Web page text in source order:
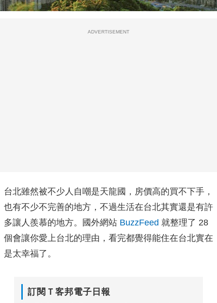
ADVERTISEMENT
台北雖然被不少人自嘲是天龍國，房價高的買不下手，
也有不少不完善的地方，不過生活在台北其實還是有許
多讓人羨慕的地方。國外網站 BuzzFeed 就整理了 28
個會讓你愛上台北的理由，看完都覺得能住在台北實在
是太幸福了。
訂閱Ｔ客邦電子日報